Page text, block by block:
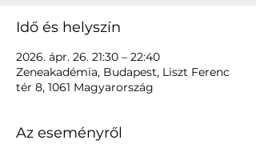
Idő és helyszín
2026. ápr. 26. 21:30 – 22:40
Zeneakadémia, Budapest, Liszt Ferenc
tér 8, 1061 Magyarország
Az eseményről